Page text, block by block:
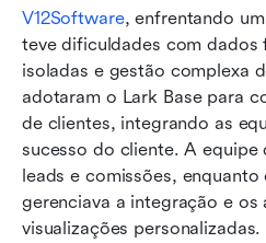
V12Software, enfrentando
teve dificuldades com dados
isoladas e gestão complexa
adotaram o Lark Base para
de clientes, integrando as
sucesso do cliente. A equipe
leads e comissões,
gerenciava a integração e
visualizações